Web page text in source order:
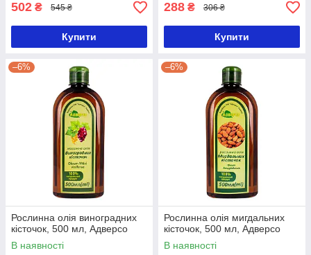
502 ₴ 545 ₴
Купити
288 ₴ 306 ₴
Купити
–6%
Рослинна олія виноградних
кісточок, 500 мл, Адверсо
В наявності
–6%
Рослинна олія мигдальних
кісточок, 500 мл, Адверсо
В наявності